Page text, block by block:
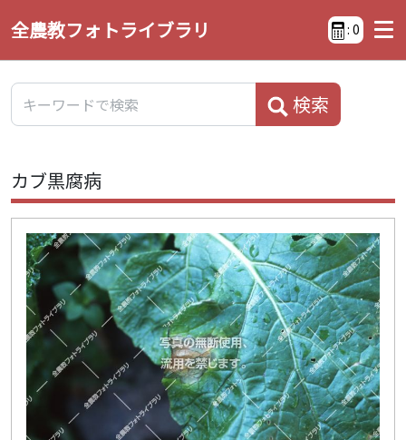
全農教フォトライブラリ : 0
検索
カブ黒腐病